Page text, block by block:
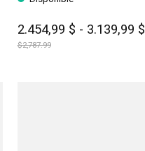
2.454,99 $ - 3.139,99 $
$2,787.99